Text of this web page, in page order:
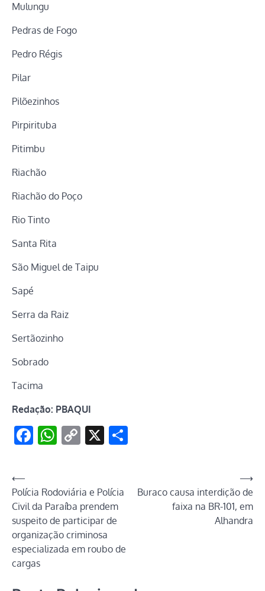
Mulungu
Pedras de Fogo
Pedro Régis
Pilar
Pilõezinhos
Pirpirituba
Pitimbu
Riachão
Riachão do Poço
Rio Tinto
Santa Rita
São Miguel de Taipu
Sapé
Serra da Raiz
Sertãozinho
Sobrado
Tacima
Redação: PBAQUI
Facebook
WhatsApp
Copy
X
Navegação
de
Post
⟵
Polícia Rodoviária e Polícia
Civil da Paraíba prendem
suspeito de participar de
organização criminosa
especializada em roubo de
cargas
Buraco causa interdição de
faixa na BR-101, em
Alhandra
⟶